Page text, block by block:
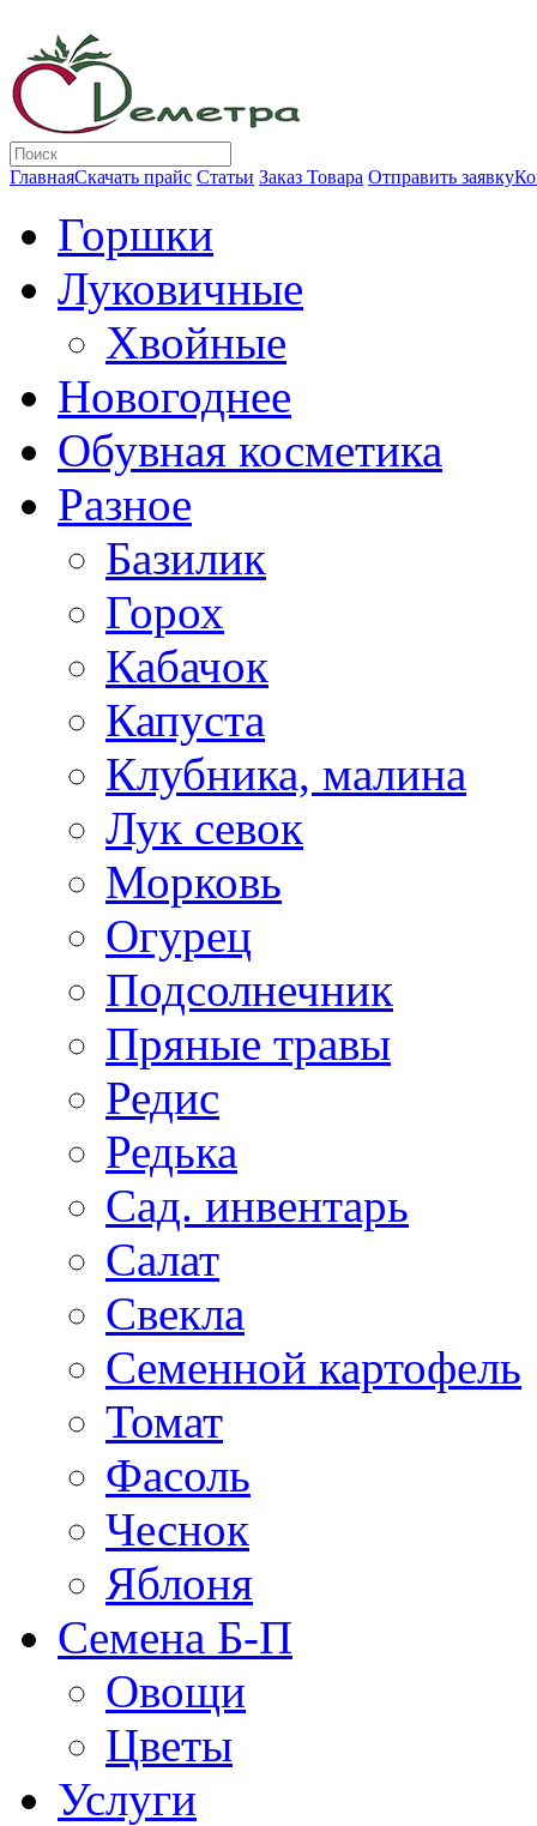
ГлавнаяСкачать прайс Статьи Заказ Товара Отправить заявку
Горшки
Луковичные
Хвойные
Новогоднее
Обувная косметика
Разное
Базилик
Горох
Кабачок
Капуста
Клубника, малина
Лук севок
Морковь
Огурец
Подсолнечник
Пряные травы
Редис
Редька
Сад. инвентарь
Салат
Свекла
Семенной картофель
Томат
Фасоль
Чеснок
Яблоня
Семена Б-П
Овощи
Цветы
Услуги